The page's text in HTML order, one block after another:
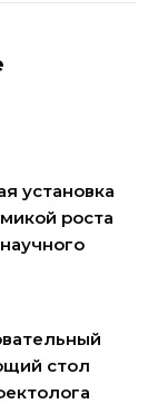
установка
роста
стол